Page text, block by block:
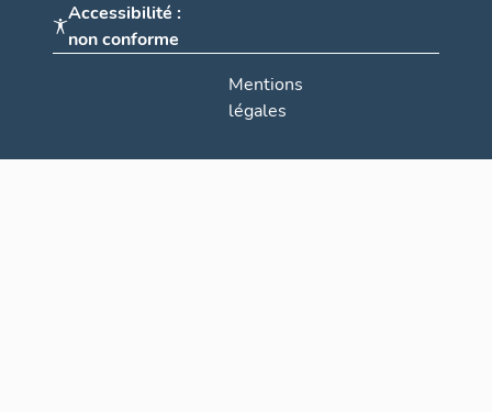
Accessibilité :
non conforme
Mentions
légales